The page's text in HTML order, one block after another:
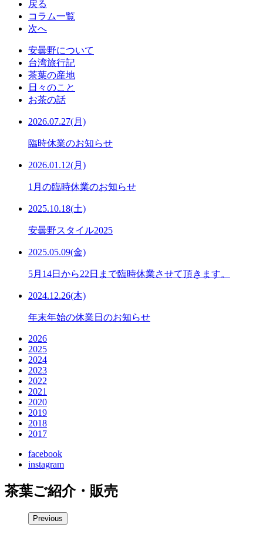
戻る
コラム一覧
次へ
安曇野について
台湾旅行記
茶葉の産地
日々のこと
お茶の話
2026.07.27(月)
臨時休業のお知らせ
2026.01.12(月)
1月の臨時休業のお知らせ
2025.10.18(土)
安曇野スタイル2025
2025.05.09(金)
5月14日から22日まで臨時休業させて頂きます。
2024.12.26(木)
年末年始の休業日のお知らせ
2026
2025
2024
2023
2022
2021
2020
2019
2018
2017
facebook
instagram
茶葉ご紹介・販売
Previous